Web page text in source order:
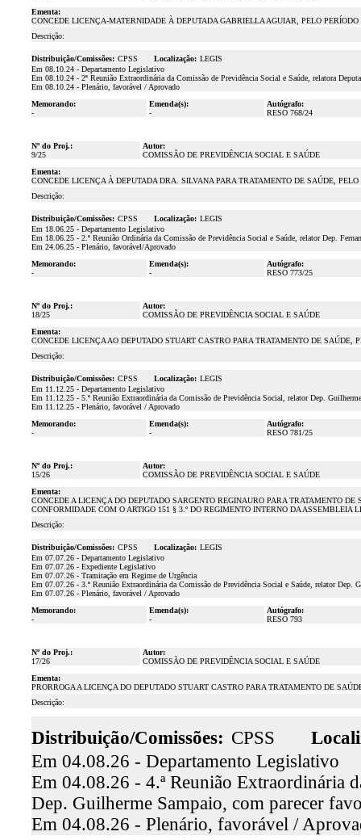
Ementa:
CONCEDE LICENÇA-MATERNIDADE À DEPUTADA GABRIELLA AGUIAR, PELO
Descrição:
Distribuição/Comissões: CPSS Localização: LEGIS
Em 08.10.24 - Departamento Legislativo
Em 08.10.24 - 2ª Reunião Extraordinária da Comissão de Previdência Social e Saúde, relatora
Em 08.10.24 - Plenário, favorável / Aprovado
Memorando:
-
Emenda(s):
-
Autógrafo:
RESO 768/24
Nº do Proj.:
9/25
Autor:
COMISSÃO DE PREVIDÊNCIA SOCIAL E SAÚDE
Ementa:
CONCEDE LICENÇA À DEPUTADA DRA. SILVANA PARA TRATAMENTO DE SAÚDE,
Descrição:
Distribuição/Comissões: CPSS Localização: LEGIS
Em 18.06.25 - Departamento Legislativo
Em 18.06.25 - 2.ª Reunião Ordinária da Comissão de Previdência Social e Saúde, relator Dep.
Em 24.06.25 - Plenário, favorável/Aprovado
Memorando:
-
Emenda(s):
-
Autógrafo:
RESO 773/25
Nº do Proj.:
18/25
Autor:
COMISSÃO DE PREVIDÊNCIA SOCIAL E SAÚDE
Ementa:
CONCEDE LICENÇA AO DEPUTADO STUART CASTRO PARA TRATAMENTO DE SAÚDE,
Descrição:
Distribuição/Comissões: CPSS Localização: LEGIS
Em 11.12.25 - Departamento Legislativo
Em 11.12.25 - 5.ª Reunião Extraordinária da Comissão de Previdência Social, relator Dep.
Em 11.12.25 - Plenário, favorável / Aprovado
Memorando:
-
Emenda(s):
-
Autógrafo:
RESO 781/25
Nº do Proj.:
15/26
Autor:
COMISSÃO DE PREVIDÊNCIA SOCIAL E SAÚDE
Ementa:
CONCEDE A LICENÇA DO DEPUTADO SARGENTO REGINAURO PARA TRATAMENTO
CONFORMIDADE COM O ARTIGO 151 § 3.º DO REGIMENTO INTERNO DA ASSEMBLEIA
Descrição:
Distribuição/Comissões: CPSS Localização: LEGIS
Em 07.07.26 - Departamento Legislativo
Em 07.07.26 - Expediente Legislativo
Em 07.07.26 - Tramitação em Regime de Urgência
Em 07.07.26 - 3.ª Reunião Extraordinária da Comissão de Previdência Social e Saúde, relator Dep.
Em 07.07.26 - Plenário, favorável / Aprovado
Memorando:
-
Emenda(s):
-
Autógrafo:
RESO 793
Nº do Proj.:
17/26
Autor:
COMISSÃO DE PREVIDÊNCIA SOCIAL E SAÚDE
Ementa:
PRORROGA A LICENÇA DO DEPUTADO STUART CASTRO PARA TRATAMENTO DE
Descrição:
Distribuição/Comissões: CPSS
Em 04.08.26 - Departamento Legislativo
Em 04.08.26 - 4.ª Reunião Extraordinária
Dep. Guilherme Sampaio, com parecer
Em 04.08.26 - Plenário, favorável /